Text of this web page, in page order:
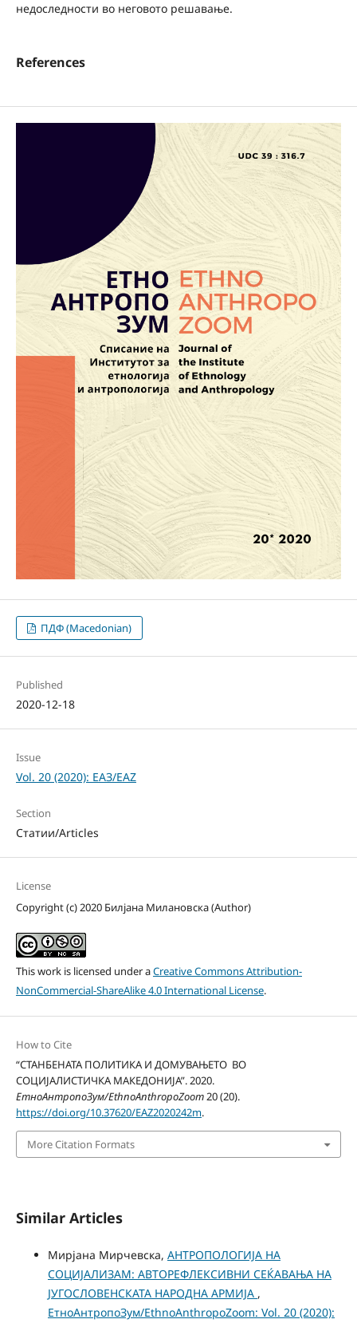
недоследности во неговото решавање.
References
ПДФ (Macedonian)
Published
2020-12-18
Issue
Vol. 20 (2020): ЕАЗ/EAZ
Section
Статии/Articles
License
Copyright (c) 2020 Билјана Милановска (Author)
This work is licensed under aCreative Commons Attribution-
NonCommercial-ShareAlike 4.0 International License.
How to Cite
“СТАНБЕНАТА ПОЛИТИКА И ДОМУВАЊЕТО ВО
СОЦИЈАЛИСТИЧКА МАКЕДОНИЈА”. 2020.
ЕтноАнтропоЗум/EthnoAnthropoZoom20 (20).
https://doi.org/10.37620/EAZ2020242m.
More Citation Formats
Similar Articles
Мирјана Мирчевска, АНТРОПОЛОГИЈА НА
СОЦИЈАЛИЗАМ: АВТОРЕФЛЕКСИВНИ СЕЌАВАЊА НА
ЈУГОСЛОВЕНСКАТА НАРОДНА АРМИЈА ,
ЕтноАнтропоЗум/EthnoAnthropoZoom: Vol. 20 (2020):